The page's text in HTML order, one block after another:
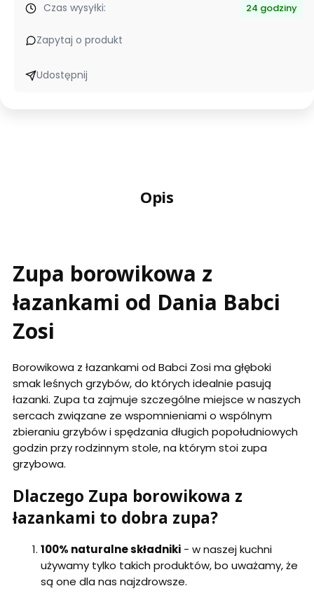
Czas wysyłki: 24 godziny
Zapytaj o produkt
Udostępnij
Opis
Zupa borowikowa z
łazankami od Dania Babci
Zosi
Borowikowa z łazankami od Babci Zosi ma głęboki
smak leśnych grzybów, do których idealnie pasują
łazanki. Zupa ta zajmuje szczególne miejsce w naszych
sercach związane ze wspomnieniami o wspólnym
zbieraniu grzybów i spędzania długich popołudniowych
godzin przy rodzinnym stole, na którym stoi zupa
grzybowa.
Dlaczego Zupa borowikowa z
łazankami to dobra zupa?
100% naturalne składniki - w naszej kuchni
używamy tylko takich produktów, bo uważamy, że
są one dla nas najzdrowsze.